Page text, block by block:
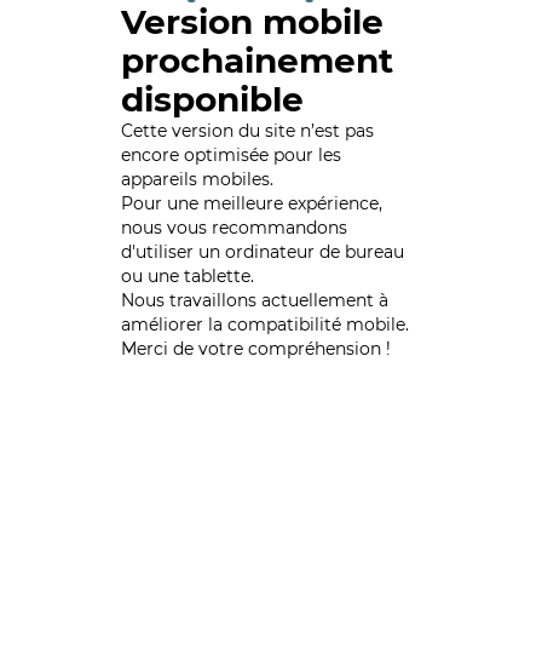
Version mobile
prochainement
disponible
Cette version du site n’est pas
encore optimisée pour les
appareils mobiles.
Pour une meilleure expérience,
nous vous recommandons
d'utiliser un ordinateur de bureau
ou une tablette.
Nous travaillons actuellement à
améliorer la compatibilité mobile.
Merci de votre compréhension !